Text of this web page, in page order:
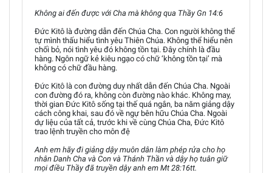
Không ai đến được với Cha mà không qua Thầy Gn 14:6
Đức Kitô là đường dẫn đến Chúa Cha. Con người không thể
tự mình thấu hiểu tình yêu Thiên Chúa. Không thể hiểu nên
chối bỏ, nói tình yêu đó không tồn tại. Đây chính là đầu
hàng. Ngôn ngữ kẻ kiêu ngạo có chữ ‘không tồn tại’ mà
không có chữ đầu hàng.
Đức Kitô là con đường duy nhất dẫn đến Chúa Cha. Ngoài
con đường đó ra, không còn đường nào khác. Không may,
thời gian Đức Kitô sống tại thế quá ngắn, ba năm giảng dậy
cách công khai, sau đó về ngự bên hữu Chúa Cha. Ngoài
dự liệu của tất cả, trước khi về cùng Chúa Cha, Đức Kitô
trao lệnh truyền cho môn đệ
Anh em hãy đi giảng dậy muôn dân làm phép rửa cho họ
nhân Danh Cha và Con và Thánh Thần và dậy họ tuân giữ
mọi điều Thầy đã truyền dậy anh em Mt 28:16tt.